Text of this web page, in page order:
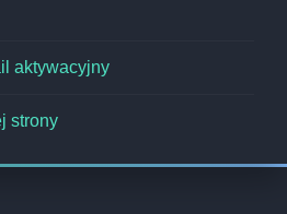
aktywacyjny
strony